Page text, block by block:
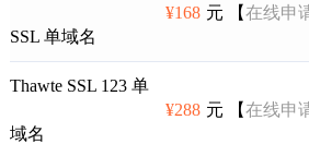
SSL 单域名
¥168 元 【在线申
Thawte SSL 123 单
域名
¥288 元 【在线申